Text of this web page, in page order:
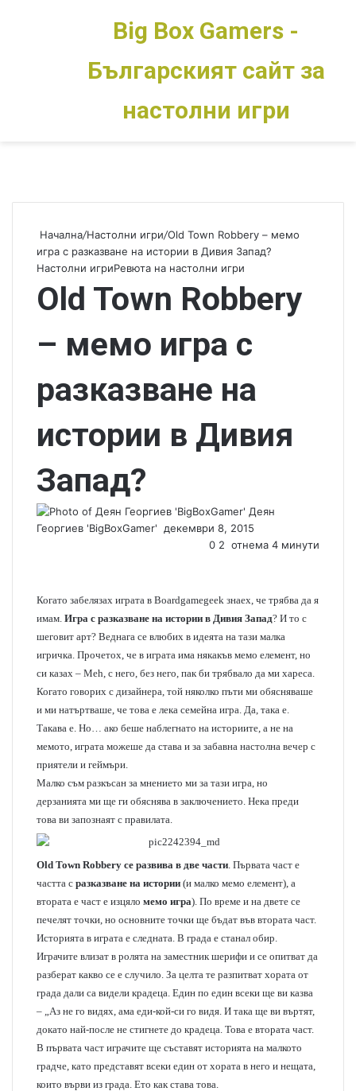
Switch skin
Big Box Gamers -
Българският сайт за
настолни игри
Начална/Настолни игри/Old Town Robbery – мемо
игра с разказване на истории в Дивия Запад?
Настолни игриРевюта на настолни игри
Old Town Robbery
– мемо игра с
разказване на
истории в Дивия
Запад?
Деян
Георгиев 'BigBoxGamer'
S
a
i
l
декември 8, 2015
0 2 отнема 4 минути
Когато забелязах играта в Boardgamegeek знаех, че трябва да я
имам. Игра с разказване на истории в Дивия Запад? И то с
шеговит арт? Веднага се влюбих в идеята на тази малка
игричка. Прочетох, че в играта има някакъв мемо елемент, но
си казах – Meh, с него, без него, пак би трябвало да ми хареса.
Когато говорих с дизайнера, той няколко пъти ми обясняваше
и ми натъртваше, че това е лека семейна игра. Да, така е.
Такава е. Но… ако беше наблегнато на историите, а не на
мемото, играта можеше да става и за забавна настолна вечер с
приятели и геймъри.
Малко съм разкъсан за мнението ми за тази игра, но
дерзанията ми ще ги обяснява в заключението. Нека преди
това ви запознаят с правилата.
Old Town Robbery се развива в две части. Първата част е
частта с разказване на истории (и малко мемо елемент), а
втората е част е изцяло мемо игра). По време и на двете се
печелят точки, но основните точки ще бъдат във втората част.
Историята в играта е следната. В града е станал обир.
Играчите влизат в ролята на заместник шерифи и се опитват да
разберат какво се е случило. За целта те разпитват хората от
града дали са видели крадеца. Един по един всеки ще ви казва
– „Аз не го видях, ама еди-кой-си го видя. И така ще ви въртят,
докато най-после не стигнете до крадеца. Това е втората част.
В първата част играчите ще съставят историята на малкото
градче, като представят всеки един от хората в него и нещата,
които върви из града. Ето как става това.